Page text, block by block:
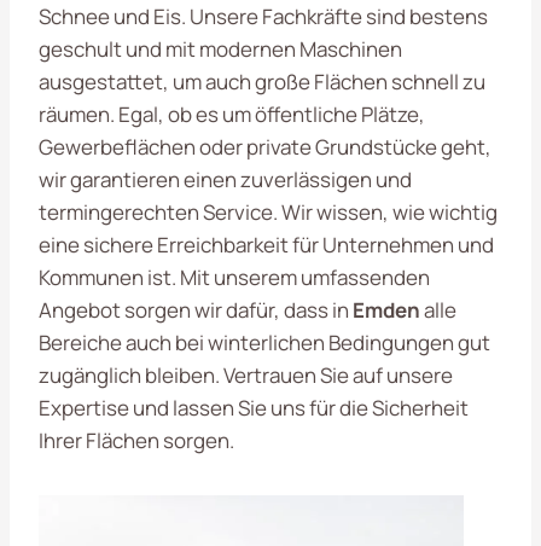
Schnee und Eis. Unsere Fachkräfte sind bestens
geschult und mit modernen Maschinen
ausgestattet, um auch große Flächen schnell zu
räumen. Egal, ob es um öffentliche Plätze,
Gewerbeflächen oder private Grundstücke geht,
wir garantieren einen zuverlässigen und
termingerechten Service. Wir wissen, wie wichtig
eine sichere Erreichbarkeit für Unternehmen und
Kommunen ist. Mit unserem umfassenden
Angebot sorgen wir dafür, dass in Emdenalle
Bereiche auch bei winterlichen Bedingungen gut
zugänglich bleiben. Vertrauen Sie auf unsere
Expertise und lassen Sie uns für die Sicherheit
Ihrer Flächen sorgen.